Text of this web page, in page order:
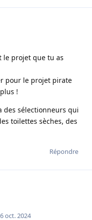
le projet que tu as
pour le projet pirate
!
des sélectionneurs qui
toilettes sèches, des
Répondre
oct. 2024